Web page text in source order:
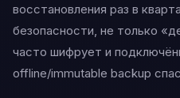
восстановления раз в
безопасности, не только
часто шифрует и
offline/immutable backup